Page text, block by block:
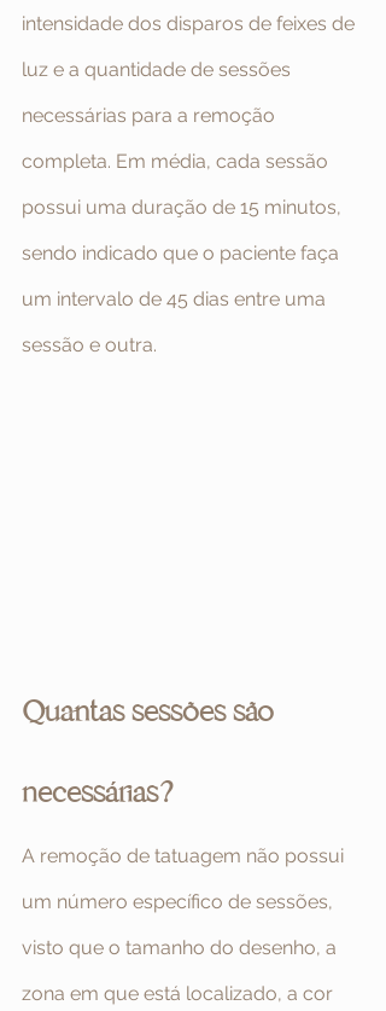
intensidade dos disparos de feixes de
luz e a quantidade de sessões
necessárias para a remoção
completa. Em média, cada sessão
possui uma duração de 15 minutos,
sendo indicado que o paciente faça
um intervalo de 45 dias entre uma
sessão e outra.
Quantas sessões são
necessárias?
A remoção de tatuagem não possui
um número específico de sessões,
visto que o tamanho do desenho, a
zona em que está localizado, a cor